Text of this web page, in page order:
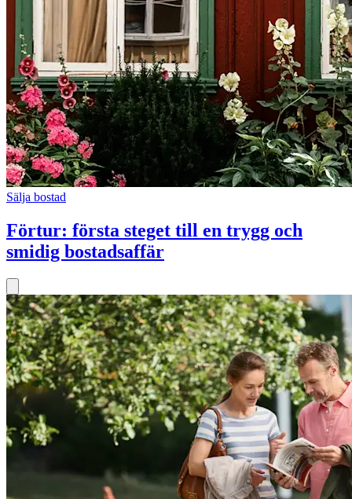
Sälja bostad
Förtur: första steget till en trygg och
smidig bostadsaffär